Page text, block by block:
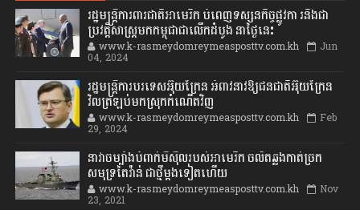
រដ្ឋមន្រ្តីការពារជាតិអាមេរិក បំពេញទស្សនកិច្ចផ្លូវកា រនិងជា
ប្រវត្តិសាស្រ្តមកកម្ពុជាជាលើកដំបូង នាថ្ងៃនេះ
www.k-rasmeydomreymeasposttv.com.kh Jun
04, 2024
រដ្ឋមន្ត្រីការបរទេសអ៊ុយក្រែន អំពាវនាវឱ្យជនជាតិអ៊ុយក្រែន
វិលត្រឡប់មកស្រុកកំណើតវិញ
www.k-rasmeydomreymeasposttv.com.kh Feb
29, 2024
នាវាចម្បាំងបំពាក់មីស៊ីលរបស់អាមេរិក ចល័តឆ្លងកាត់ច្រក
សមុទ្រតៃវ៉ាន់ ជាថ្មីម្តងទៀតហើយ
www.k-rasmeydomreymeasposttv.com.kh Nov
23, 2021